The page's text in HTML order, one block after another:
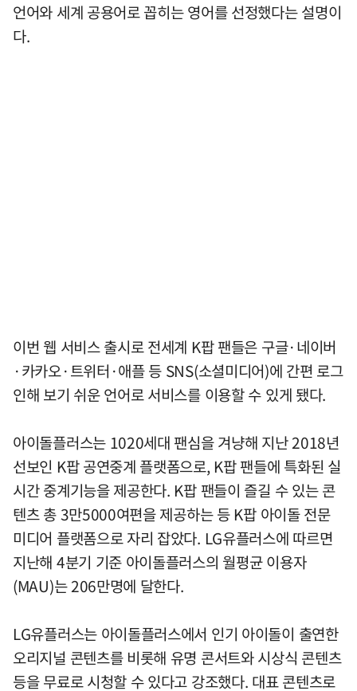
언어와 세계 공용어로 꼽히는 영어를 선정했다는 설명이
다.
이번 웹 서비스 출시로 전세계 K팝 팬들은 구글·네이버
·카카오·트위터·애플 등 SNS(소셜미디어)에 간편 로그
인해 보기 쉬운 언어로 서비스를 이용할 수 있게 됐다.
아이돌플러스는 1020세대 팬심을 겨냥해 지난 2018년
선보인 K팝 공연중계 플랫폼으로, K팝 팬들에 특화된 실
시간 중계기능을 제공한다. K팝 팬들이 즐길 수 있는 콘
텐츠 총 3만5000여편을 제공하는 등 K팝 아이돌 전문
미디어 플랫폼으로 자리 잡았다. LG유플러스에 따르면
지난해 4분기 기준 아이돌플러스의 월평균 이용자
(MAU)는 206만명에 달한다.
LG유플러스는 아이돌플러스에서 인기 아이돌이 출연한
오리지널 콘텐츠를 비롯해 유명 콘서트와 시상식 콘텐츠
등을 무료로 시청할 수 있다고 강조했다. 대표 콘텐츠로